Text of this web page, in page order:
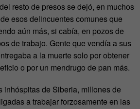
resto de presos se dejó, en muchos
esos delincuentes comunes que
aún más, si cabía, en pozos de
de trabajo. Gente que vendía a sus
a la muerte solo por obtener
o por un mendrugo de pan más.
inhóspitas de Siberia, millones de
a trabajar forzosamente en las